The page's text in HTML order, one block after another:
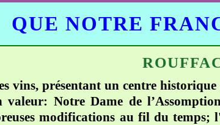
QUE NOTRE
vins, présentant un centre
valeur: Notre Dame de
modifications au fil du temps;